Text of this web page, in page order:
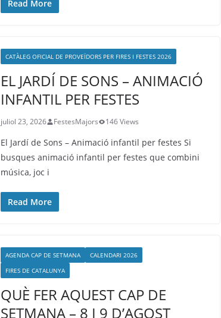
Read More
CATÀLEG OFICIAL DE PROVEÏDORS PER FIRES I FESTES 2026
EL JARDÍ DE SONS – ANIMACIÓ
INFANTIL PER FESTES
juliol 23, 2026 FestesMajors 146 Views
El Jardí de Sons – Animació infantil per festes Si
busques animació infantil per festes que combini
música, joc i
Read More
AGENDA CAP DE SETMANA
CALENDARI 2026
FIRES DE CATALUNYA
QUÈ FER AQUEST CAP DE
SETMANA – 8 I 9 D’AGOST